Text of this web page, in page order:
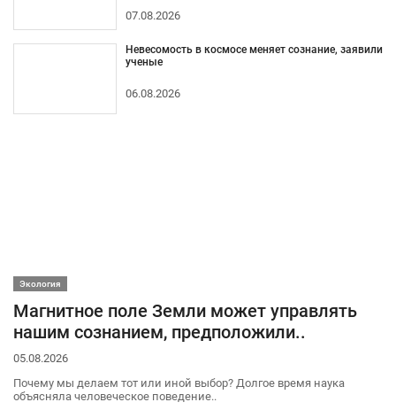
07.08.2026
Невесомость в космосе меняет сознание, заявили
ученые
06.08.2026
Экология
Магнитное поле Земли может управлять
нашим сознанием, предположили..
05.08.2026
Почему мы делаем тот или иной выбор? Долгое время наука
объясняла человеческое поведение..